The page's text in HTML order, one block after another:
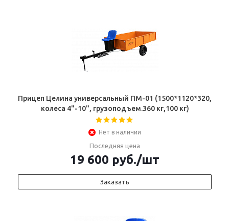
Прицеп Целина универсальный ПМ-01 (1500*1120*320,
колеса 4"-10", грузоподъем.360 кг,100 кг)
Нет в наличии
Последняя цена
19 600 руб./шт
Заказать